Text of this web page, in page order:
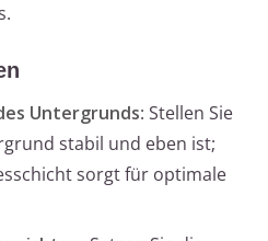
Untergrunds: Stellen Sie
stabil und eben ist;
sorgt für optimale